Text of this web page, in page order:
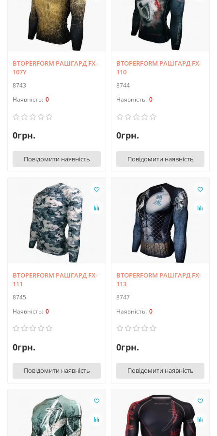
BTOPERFORM РАШГАРД FX-
107Y
8743
0
0грн.
Повідомити наявність
BTOPERFORM РАШГАРД FX-
110
8744
0
0грн.
Повідомити наявність
BTOPERFORM РАШГАРД FX-
111
8745
0
0грн.
Повідомити наявність
BTOPERFORM РАШГАРД FX-
113
8747
0
0грн.
Повідомити наявність